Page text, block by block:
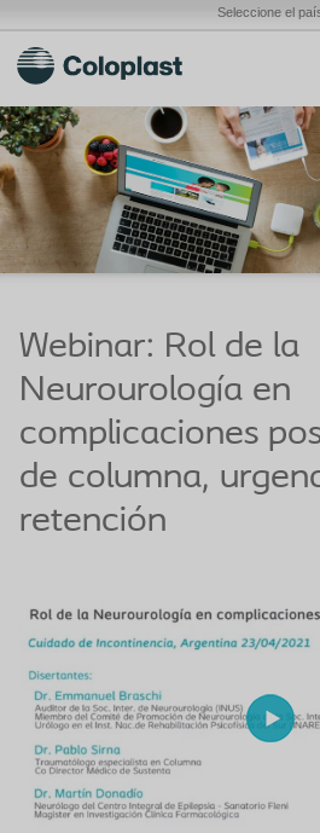
Seleccione el
Webinar: Rol de la
Neurourología en
complicaciones
de columna,
retención